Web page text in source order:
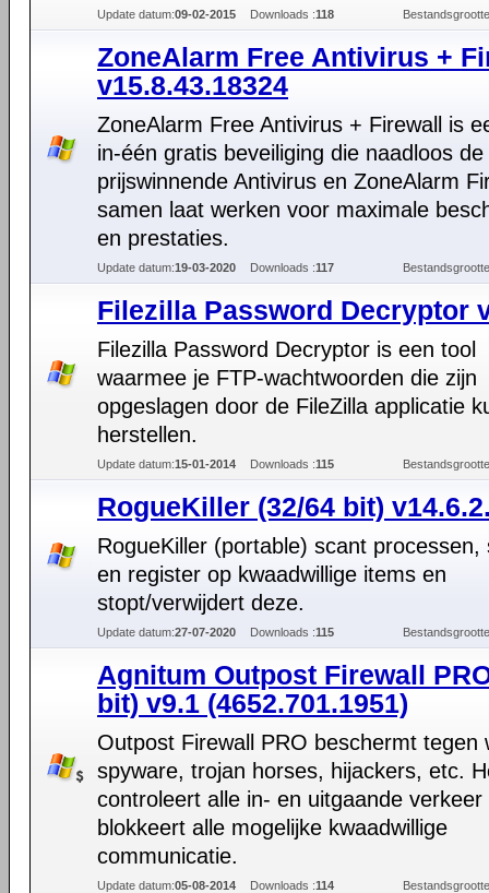
Update datum:09-02-2015 Downloads :118
ZoneAlarm Free Antivirus +
v15.8.43.18324
ZoneAlarm Free Antivirus + Firewall is
in-één gratis beveiliging die naadloos de
prijswinnende Antivirus en ZoneAlarm
samen laat werken voor maximale
en prestaties.
Update datum:19-03-2020 Downloads :117
Filezilla Password Decryptor
Filezilla Password Decryptor is een tool
waarmee je FTP-wachtwoorden die zijn
opgeslagen door de FileZilla applicatie
herstellen.
Update datum:15-01-2014 Downloads :115
RogueKiller (32/64 bit)
RogueKiller (portable) scant processen,
en register op kwaadwillige items en
stopt/verwijdert deze.
Update datum:27-07-2020 Downloads :115
Agnitum Outpost Firewall
bit) v9.1 (4652.701.1951)
Outpost Firewall PRO beschermt tegen
spyware, trojan horses, hijackers, etc.
controleert alle in- en uitgaande verkeer
blokkeert alle mogelijke kwaadwillige
communicatie.
Update datum:05-08-2014 Downloads :114